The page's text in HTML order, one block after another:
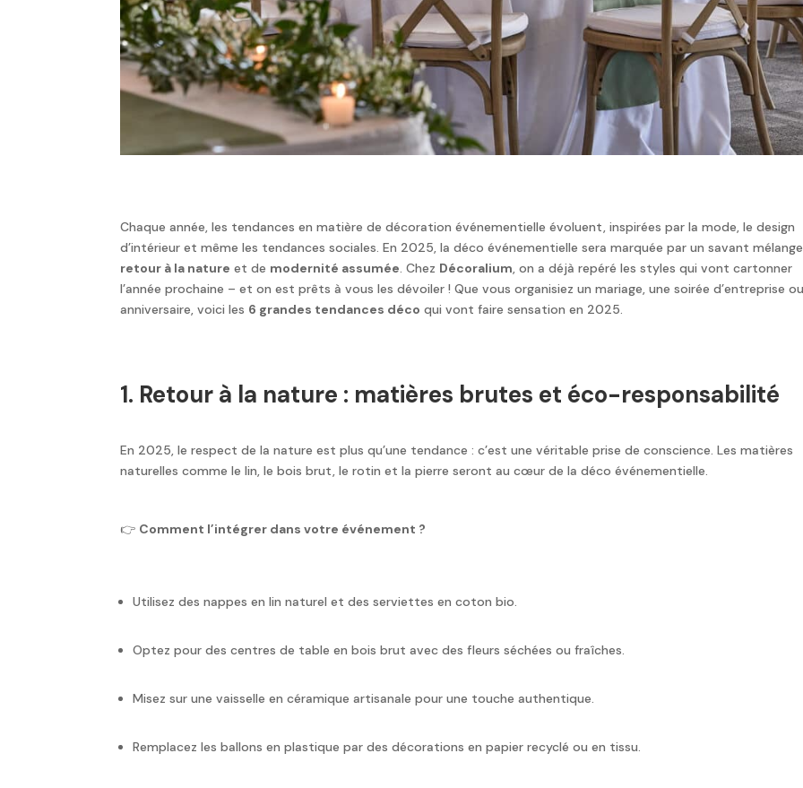
Chaque année, les tendances en matière de décoration événementielle évoluent, inspirées par la mode, le design
d’intérieur et même les tendances sociales. En 2025, la déco événementielle sera marquée par un savant
retour à la nature et de modernité assumée . Chez Décoralium , on a déjà repéré les styles qui vont cartonner
l’année prochaine – et on est prêts à vous les dévoiler ! Que vous organisiez un mariage, une soirée d’entreprise
anniversaire, voici les 6 grandes tendances déco qui vont faire sensation en 2025.
1. Retour à la nature : matières brutes et éco-responsabilité
En 2025, le respect de la nature est plus qu’une tendance : c’est une véritable prise de conscience. Les matières
naturelles comme le lin, le bois brut, le rotin et la pierre seront au cœur de la déco événementielle.
👉 Comment l’intégrer dans votre événement ?
Utilisez des nappes en lin naturel et des serviettes en coton bio.
Optez pour des centres de table en bois brut avec des fleurs séchées ou fraîches.
Misez sur une vaisselle en céramique artisanale pour une touche authentique.
Remplacez les ballons en plastique par des décorations en papier recyclé ou en tissu.